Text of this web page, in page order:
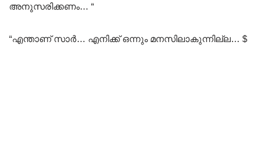
അനുസരിക്കണം… “
“എന്താണ് സാർ… എനിക്ക് ഒന്നും മനസിലാകുന്നില്ല… $